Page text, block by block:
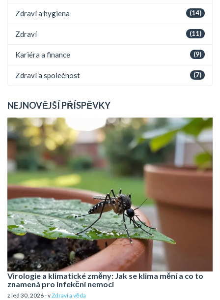
(14)
Zdraví a hygiena
(11)
Zdraví
(9)
Kariéra a finance
(7)
Zdraví a společnost
NEJNOVĚJŠÍ PŘÍSPĚVKY
Virologie a klimatické změny: Jak se klima mění a co to
znamená pro infekční nemoci
z led 30, 2026 - vZdraví a věda